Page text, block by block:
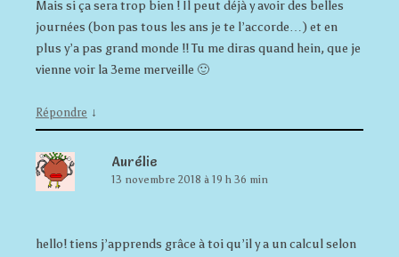
Mais si ça sera trop bien ! Il peut déjà y avoir des belles
journées (bon pas tous les ans je te l’accorde…) et en
plus y’a pas grand monde !! Tu me diras quand hein, que je
vienne voir la 3eme merveille 🙂
Répondre ↓
Aurélie
13 novembre 2018 à 19 h 36 min
hello! tiens j’apprends grâce à toi qu’il y a un calcul selon